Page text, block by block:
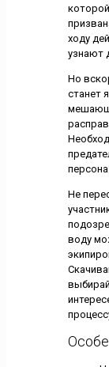
ходу
узнают
Но
станет
Не
воду